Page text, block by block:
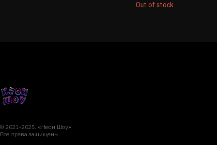
Out of stock
© 2021-2025. «Неон Шоу».
Все права защищены.